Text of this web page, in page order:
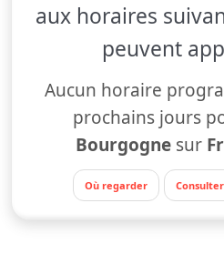
aux horaires
peuvent
Aucun horaire
prochains jours
Bourgogne sur
Où regarder